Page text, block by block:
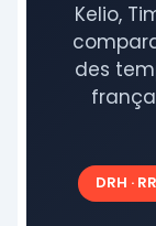
Kelio,
des
DRH ·